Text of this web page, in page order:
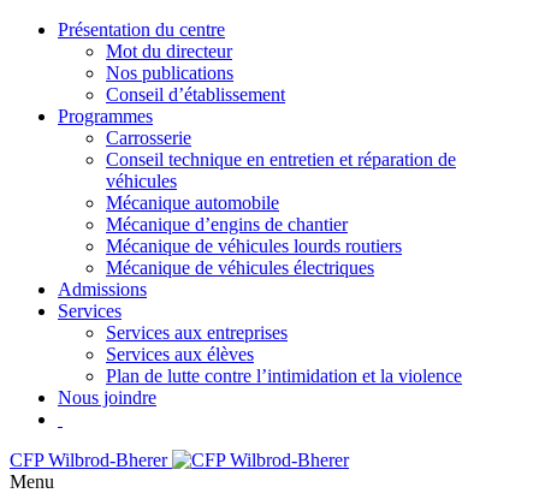
Présentation du centre
Mot du directeur
Nos publications
Conseil d’établissement
Programmes
Carrosserie
Conseil technique en entretien et réparation de
véhicules
Mécanique automobile
Mécanique d’engins de chantier
Mécanique de véhicules lourds routiers
Mécanique de véhicules électriques
Admissions
Services
Services aux entreprises
Services aux élèves
Plan de lutte contre l’intimidation et la violence
Nous joindre
CFP Wilbrod-Bherer
Menu